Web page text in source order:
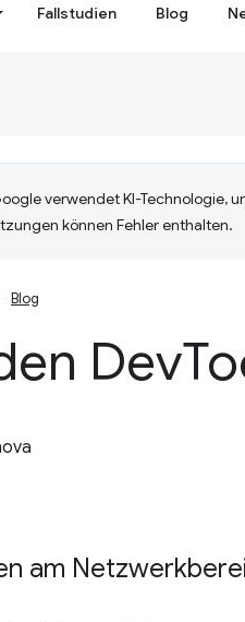
Fallstudien Blog
verwendet KI-Technologie,
können Fehler enthalten.
Blog
Dev
am